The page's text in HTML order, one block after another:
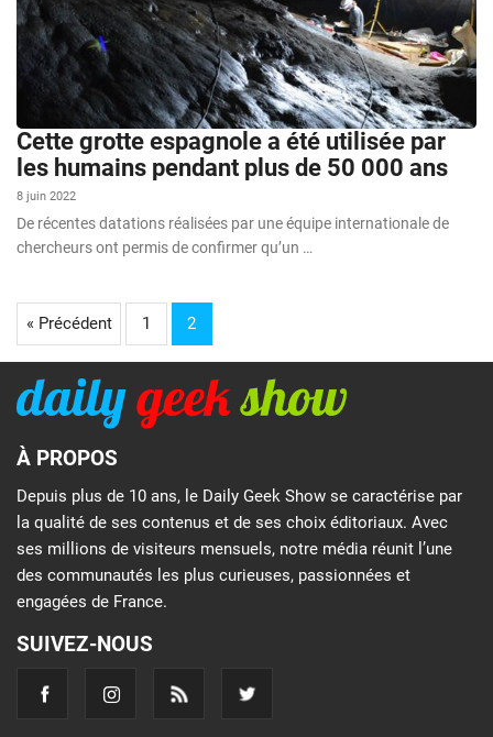
Cette grotte espagnole a été utilisée par
les humains pendant plus de 50 000 ans
8 juin 2022
De récentes datations réalisées par une équipe internationale de
chercheurs ont permis de confirmer qu’un …
« Précédent 1 2
À PROPOS
Depuis plus de 10 ans, le Daily Geek Show se caractérise par
la qualité de ses contenus et de ses choix éditoriaux. Avec
ses millions de visiteurs mensuels, notre média réunit l’une
des communautés les plus curieuses, passionnées et
engagées de France.
SUIVEZ-NOUS